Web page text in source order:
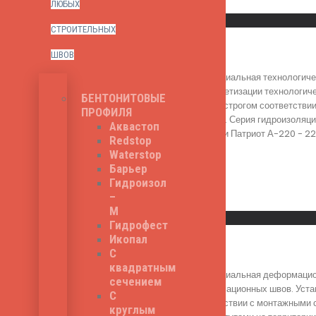
ЛЮБЫХ
СТРОИТЕЛЬНЫХ
ШВОВ
БЕНТОНИТОВЫЕ
ПРОФИЛЯ
Аквастоп
Redstop
Waterstop
Барьер
Гидроизол
–
М
Гидрофест
Икопал
С
квадратным
сечением
С
круглым
Патриот А-220 - специальная
гидроизоляции и герметизации
шпонки происходит в строгом
институтами в России. Серия
швов). Ширина шпонки Патриот А-220 -
319₽
Быстрый просмотр
Патриот Д-320 - специальная
герметизации деформационных швов.
происходит в соответствии с